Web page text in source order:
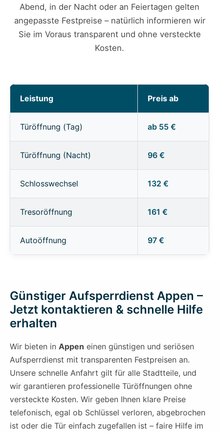
Abend, in der Nacht oder an Feiertagen gelten
angepasste Festpreise – natürlich informieren wir
Sie im Voraus transparent und ohne versteckte
Kosten.
Leistung Preis ab
Türöffnung (Tag) ab 55 €
Türöffnung (Nacht) 96 €
Schlosswechsel 132 €
Tresoröffnung 161 €
Autoöffnung 97 €
Günstiger Aufsperrdienst Appen –
Jetzt kontaktieren & schnelle Hilfe
erhalten
Wir bieten in Appen einen günstigen und seriösen
Aufsperrdienst mit transparenten Festpreisen an.
Unsere schnelle Anfahrt gilt für alle Stadtteile, und
wir garantieren professionelle Türöffnungen ohne
versteckte Kosten. Wir geben Ihnen klare Preise
telefonisch, egal ob Schlüssel verloren, abgebrochen
ist oder die Tür einfach zugefallen ist – faire Hilfe im